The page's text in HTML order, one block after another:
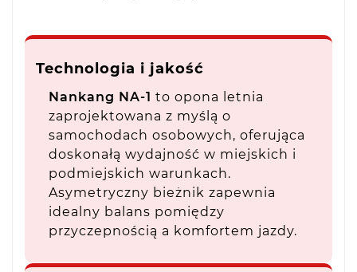
Technologia i jakość
Nankang NA-1 to opona letnia
zaprojektowana z myślą o
samochodach osobowych, oferująca
doskonałą wydajność w miejskich i
podmiejskich warunkach.
Asymetryczny bieżnik zapewnia
idealny balans pomiędzy
przyczepnością a komfortem jazdy.